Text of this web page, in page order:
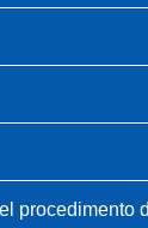
procedimento